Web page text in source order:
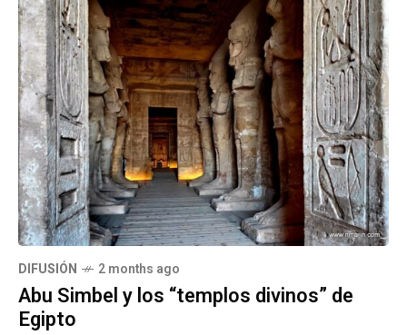
DIFUSIÓN 2 months ago
Abu Simbel y los “templos divinos” de
Egipto